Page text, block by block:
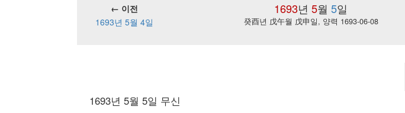
1693년 5월 5일
← 이전
1693년 5월 4일
癸酉년 戊午월 戊申일, 양력 1693-06-08
1693년 5월 5일 무신